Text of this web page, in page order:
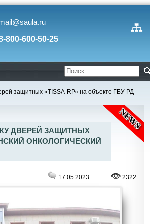
800-600-50-25
защитных «TISSA-RР» на объекте ГБУ РД
ДВЕРЕЙ ЗАЩИТНЫХ
ОНКОЛОГИЧЕСКИЙ
17.05.2023 2322